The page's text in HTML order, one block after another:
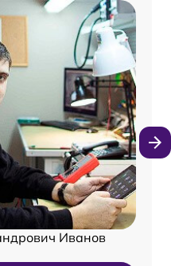
Иванов